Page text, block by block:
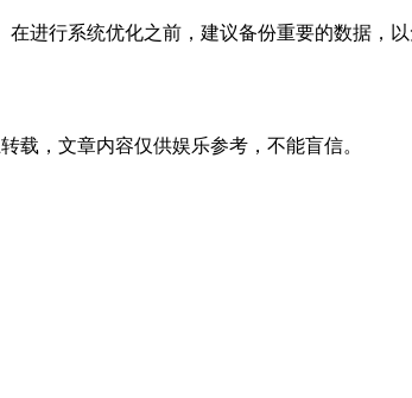
进行系统优化之前，建议备份重要的数据，
载，文章内容仅供娱乐参考，不能盲信。